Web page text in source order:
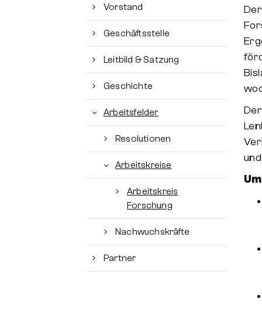
Vorstand
Geschäftsstelle
Leitbild & Satzung
Geschichte
Arbeitsfelder
Resolutionen
Arbeitskreise
Arbeitskreis
Forschung
Nachwuchskräfte
Partner
Kontakt
Freiburger Kreis e.V.